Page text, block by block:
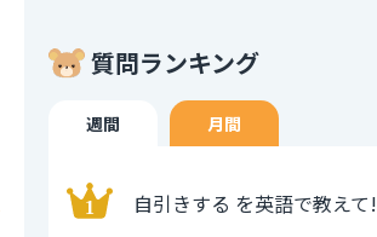
質問ランキング
週間 月間
自引きする を英語で教えて!